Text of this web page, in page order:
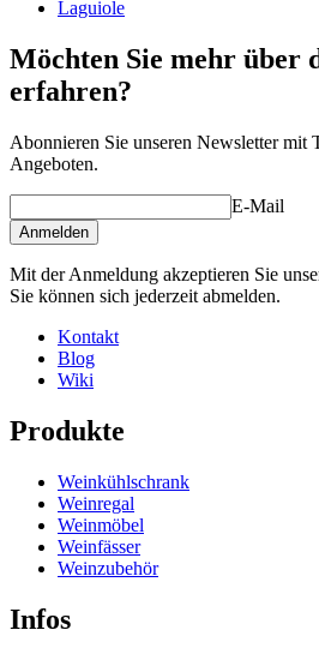
Laguiole
Möchten Sie mehr über
erfahren?
Abonnieren Sie unseren Newsletter mit
Angeboten.
E-Mail
Anmelden
Mit der Anmeldung akzeptieren Sie
Sie können sich jederzeit abmelden.
Kontakt
Blog
Wiki
Produkte
Weinkühlschrank
Weinregal
Weinmöbel
Weinfässer
Weinzubehör
Infos